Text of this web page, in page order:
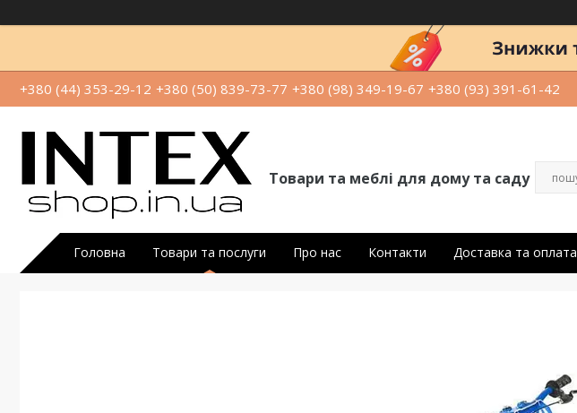
+380 (44) 353-29-12 +380 (50) 839-73-77 +380 (98) 349-19-67 +380 (93) 391-61-42
Товари та меблі для дому та саду
Головна Товари та послуги Про нас Контакти Доставка та оплата